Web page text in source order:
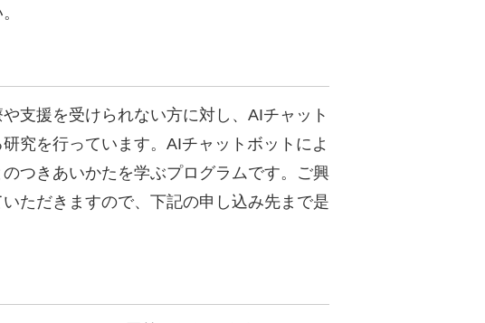
支援を受けられない方に対し、AIチャット
究を行っています。AIチャットボットによ
つきあいかたを学ぶプログラムです。ご興
ただきますので、下記の申し込み先まで是